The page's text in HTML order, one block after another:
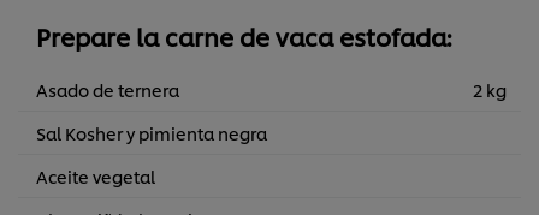
Prepare la carne de vaca estofada:
Asado de ternera
2 kg
Sal Kosher y pimienta negra
Aceite vegetal